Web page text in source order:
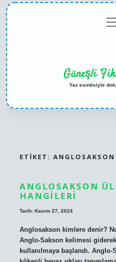
aç
Güneşli
Yaz esintisiyle
ETIKET:
ANGLOSAKSON
HANGILERI
Tarih: Kasım 27, 2024
Anglosakson kimlere denir?
Anglo-Sakson kelimesi
kullanılmaya başlandı.